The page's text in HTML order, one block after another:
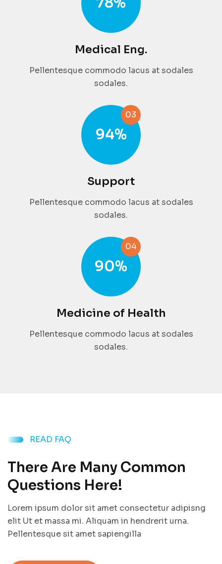
Medical Eng.
Pellentesque commodo lacus at sodales
sodales.
94%
03
Support
Pellentesque commodo lacus at sodales
sodales.
90%
04
Medicine of Health
Pellentesque commodo lacus at sodales
sodales.
READ FAQ
There Are Many Common
Questions Here!
Lorem ipsum dolor sit amet consectetur adipisng
elit Ut et massa mi. Aliquam in hendrerit urna.
Pellentesque sit amet sapiengilla